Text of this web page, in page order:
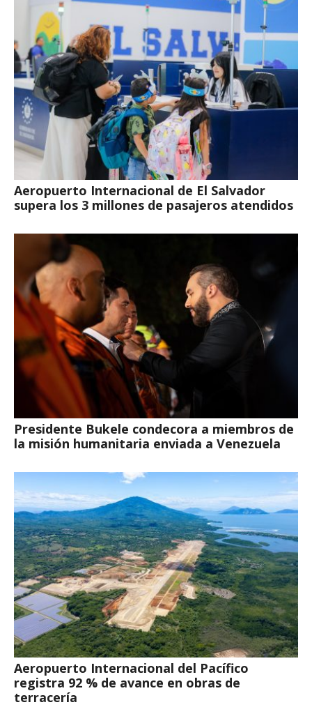
Aeropuerto Internacional de El Salvador
supera los 3 millones de pasajeros atendidos
Presidente Bukele condecora a miembros de
la misión humanitaria enviada a Venezuela
Aeropuerto Internacional del Pacífico
registra 92 % de avance en obras de
terracería